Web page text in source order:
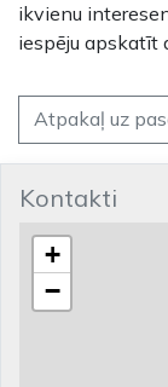
ikvienu
iespēju apskatīt
Atpakaļ uz
Kontakti
+
−